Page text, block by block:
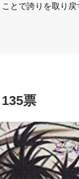
とで誇りを取り
票